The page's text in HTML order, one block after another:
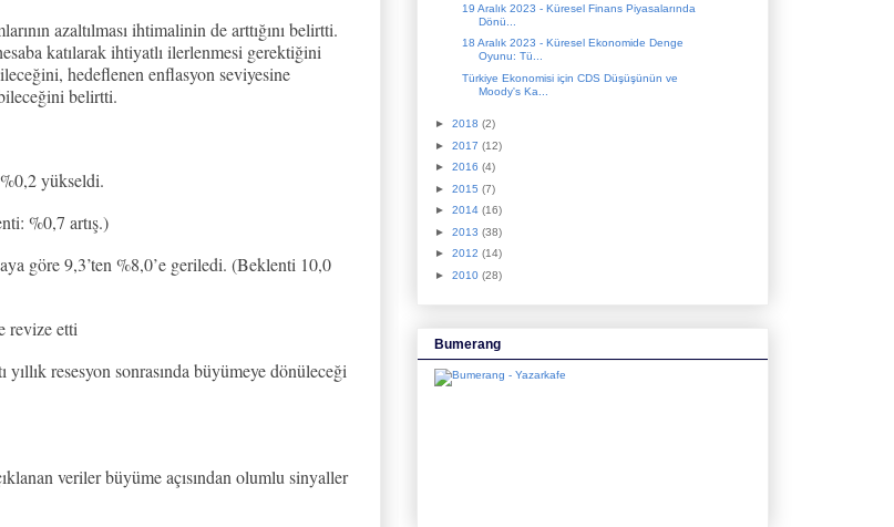
azaltılması ihtimalinin de arttığını belirtti.
katılarak ihtiyatlı ilerlenmesi gerektiğini
hedeflenen enflasyon seviyesine
belirtti.
yükseldi.
%0,7 artış.)
göre 9,3’ten %8,0’e geriledi. (Beklenti 10,0
revize etti
resesyon sonrasında büyümeye dönüleceği
veriler büyüme açısından olumlu sinyaller
19 Aralık 2023 - Küresel Finans Piyasalarında
Dönü...
18 Aralık 2023 - Küresel Ekonomide Denge
Oyunu: Tü...
Türkiye Ekonomisi için CDS Düşüşünün ve
Moody's Ka...
► 2018 (2)
► 2017 (12)
► 2016 (4)
► 2015 (7)
► 2014 (16)
► 2013 (38)
► 2012 (14)
► 2010 (28)
Bumerang